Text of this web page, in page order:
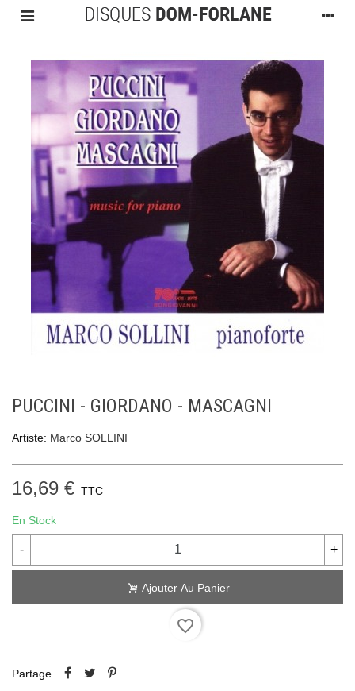
PUCCINI - GIORDANO - MASCAGNI
Artiste: Marco SOLLINI
16,69 € TTC
En Stock
- +
Ajouter Au Panier
favorite_border
Partage